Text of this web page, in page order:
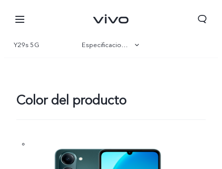
Y29s 5G Especificaciones
Color del producto